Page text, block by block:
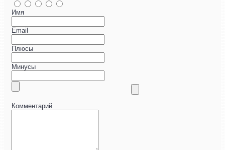
Имя
Email
Плюсы
Минусы
Комментарий